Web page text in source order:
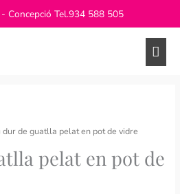
Concepció Tel.934 588 505
dur de guatlla pelat en pot de vidre
pelat en pot de